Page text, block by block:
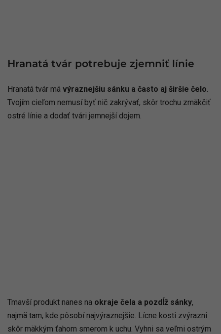
Hranatá tvár potrebuje zjemniť línie
Hranatá tvár má výraznejšiu sánku a často aj širšie čelo
Tvojím cieľom nemusí byť nič zakrývať, skôr trochu zmäkčiť
ostré línie a dodať tvári jemnejší dojem.
Tmavší produkt nanes na okraje čela a pozdĺž sánky,
najmä tam, kde pôsobí najvýraznejšie. Lícne kosti zvýrazni
skôr mäkkým ťahom smerom k uchu. Vyhni sa veľmi ostrým